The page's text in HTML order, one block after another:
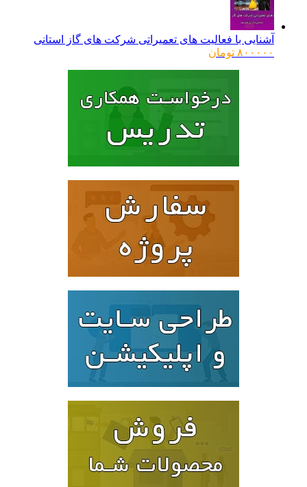
آشنایی با فعالیت های تعمیراتی شرکت های گاز استانی
۸۰۰۰۰۰ تومان